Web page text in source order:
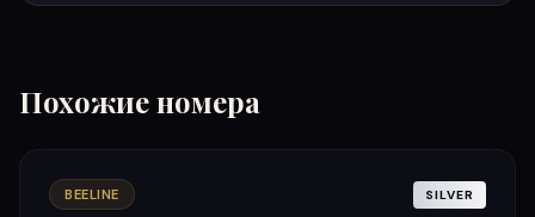
Похожие номера
BEELINE SILVER